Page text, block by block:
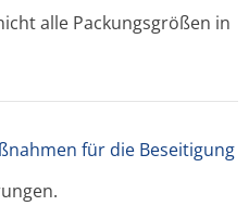
alle Packungsgrößen in
für die Beseitigung